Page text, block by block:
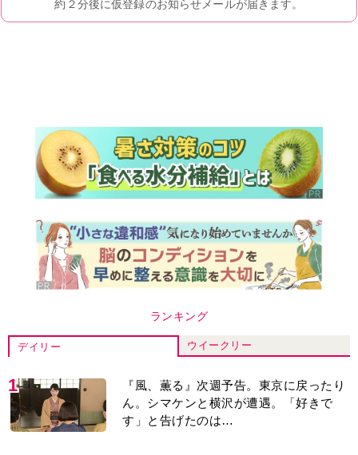
ランキング
デイリー ウイークリー
1
『風、薫る』次週予告。東京に戻ったり
ん。シマケンと横沢が遭遇。「好きで
す」と告げたのは…